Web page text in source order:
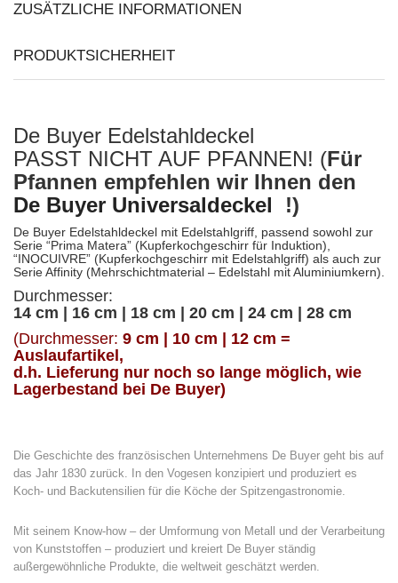
ZUSÄTZLICHE INFORMATIONEN
PRODUKTSICHERHEIT
De Buyer Edelstahldeckel
PASST NICHT AUF PFANNEN! (Für
Pfannen empfehlen wir Ihnen den
De Buyer Universaldeckel
!)
De Buyer Edelstahldeckel mit Edelstahlgriff, passend sowohl zur
Serie “Prima Matera” (Kupferkochgeschirr für Induktion),
“INOCUIVRE” (Kupferkochgeschirr mit Edelstahlgriff) als auch zur
Serie Affinity (Mehrschichtmaterial – Edelstahl mit Aluminiumkern).
Durchmesser:
14 cm | 16 cm | 18 cm | 20 cm | 24 cm | 28 cm
(Durchmesser: 9 cm | 10 cm | 12 cm =
Auslaufartikel,
d.h. Lieferung nur noch so lange möglich, wie
Lagerbestand bei De Buyer)
Die Geschichte des französischen Unternehmens De Buyer geht bis auf
das Jahr 1830 zurück. In den Vogesen konzipiert und produziert es
Koch- und Backutensilien für die Köche der Spitzengastronomie.
Mit seinem Know-how – der Umformung von Metall und der Verarbeitung
von Kunststoffen – produziert und kreiert De Buyer ständig
außergewöhnliche Produkte, die weltweit geschätzt werden.